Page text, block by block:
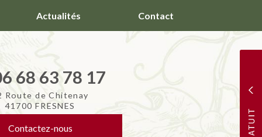
Actualités Contact
68 63 78 17
Route de Chitenay
41700 FRESNES
Contactez-nous